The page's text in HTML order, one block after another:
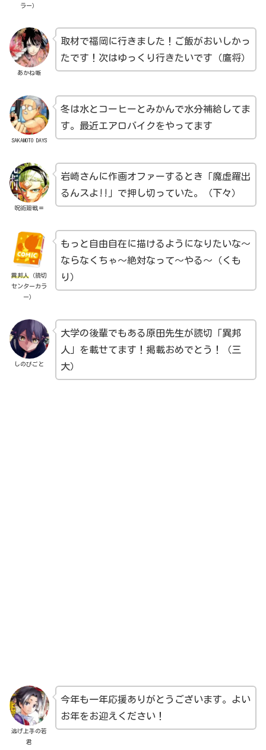
ラー）
あかね噺
取材で福岡に行きました！ご飯がおいしかっ
たです！次はゆっくり行きたいです（鷹将）
SAKAMOTO DAYS
冬は水とコーヒーとみかんで水分補給してま
す。最近エアロバイクをやってます
呪術廻戦≡
岩崎さんに作画オファーするとき「魔虚羅出
るんスよ!!」で押し切っていた。（下々）
異邦人 （読切
センターカラ
ー）
もっと自由自在に描けるようになりたいな～
ならなくちゃ～絶対なって～やる～（くも
り）
しのびごと
大学の後輩でもある原田先生が読切「異邦
人」を載せてます！掲載おめでとう！（三
大）
逃げ上手の若
君
今年も一年応援ありがとうございます。よい
お年をお迎えください！